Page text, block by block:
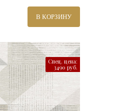
В КОРЗИНУ
Спец. цена:
3490 руб.